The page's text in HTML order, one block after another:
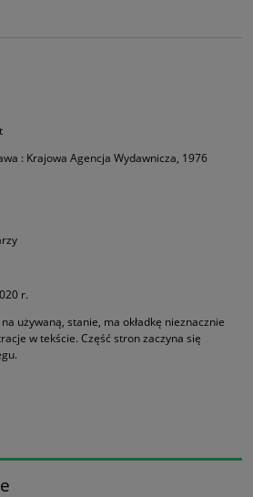
: Krajowa Agencja Wydawnicza, 1976
r.
używaną, stanie, ma okładkę nieznacznie
w tekście. Część stron zaczyna się